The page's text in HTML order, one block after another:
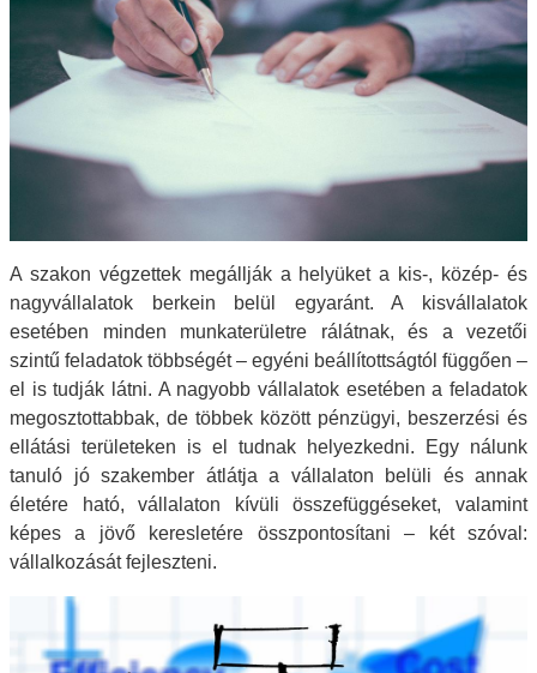
A szakon végzettek megállják a helyüket a kis-, közép- és
nagyvállalatok berkein belül egyaránt. A kisvállalatok
esetében minden munkaterületre rálátnak, és a vezetői
szintű feladatok többségét – egyéni beállítottságtól függően –
el is tudják látni. A nagyobb vállalatok esetében a feladatok
megosztottabbak, de többek között pénzügyi, beszerzési és
ellátási területeken is el tudnak helyezkedni. Egy nálunk
tanuló jó szakember átlátja a vállalaton belüli és annak
életére ható, vállalaton kívüli összefüggéseket, valamint
képes a jövő keresletére összpontosítani – két szóval:
vállalkozását fejleszteni.